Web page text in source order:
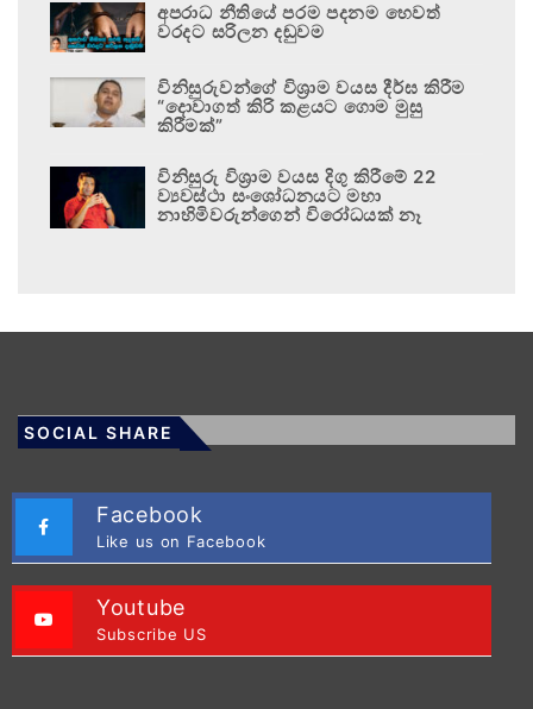
අපරාධ නීතියේ පරම පදනම හෙවත්
වරදට සරිලන දඬුවම
විනිසුරුවන්ගේ විශ්‍රාම වයස දීර්ඝ කිරීම
“දොවාගත් කිරි කළයට ගොම මුසු
කිරීමක්”
විනිසුරු විශ්‍රාම වයස දිගු කිරීමේ 22
ව්‍යවස්ථා සංශෝධනයට මහා
නාහිමිවරුන්ගෙන් විරෝධයක් නෑ
SOCIAL SHARE
Facebook
Like us on Facebook
Youtube
Subscribe US